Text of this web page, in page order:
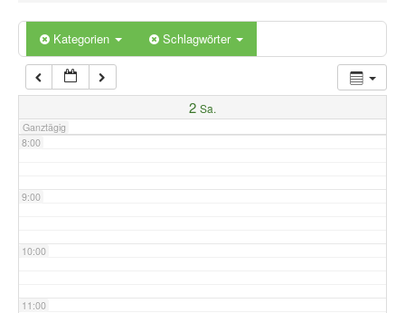
Kategorien Schlagwörter
2 Sa.
Ganztägig
7:00
8:00
9:00
10:00
11:00